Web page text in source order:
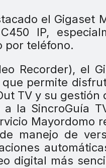
el Gigaset
IP,
por teléfono.
Recorder), el
que permite
TV y su gestión
la SincroGuía
Mayordomo
manejo de
digital más